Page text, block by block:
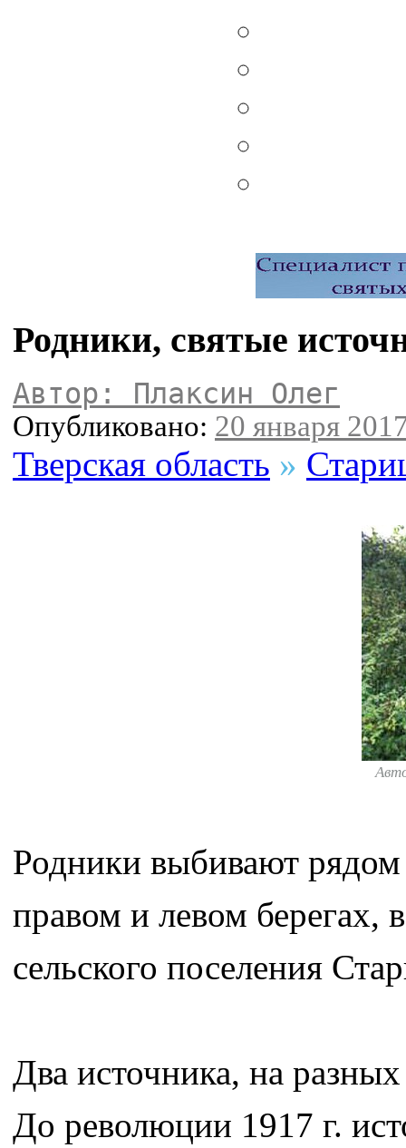
Родники, святые
Автор: Плаксин Олег
Опубликовано: 20 января
Тверская область »
Родники выбивают
правом и левом берегах,
сельского поселения
Два источника, на
До революции 1917 г.